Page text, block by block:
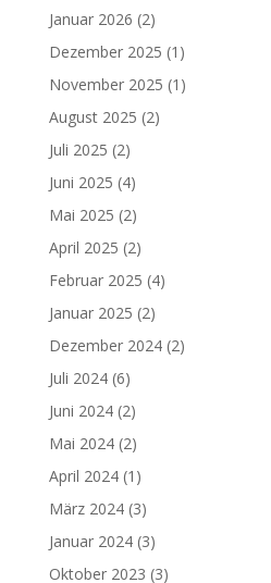
Januar 2026 (2)
Dezember 2025 (1)
November 2025 (1)
August 2025 (2)
Juli 2025 (2)
Juni 2025 (4)
Mai 2025 (2)
April 2025 (2)
Februar 2025 (4)
Januar 2025 (2)
Dezember 2024(2)
Juli 2024(6)
Juni 2024(2)
Mai 2024(2)
April 2024(1)
März 2024(3)
Januar 2024(3)
Oktober 2023 (3)